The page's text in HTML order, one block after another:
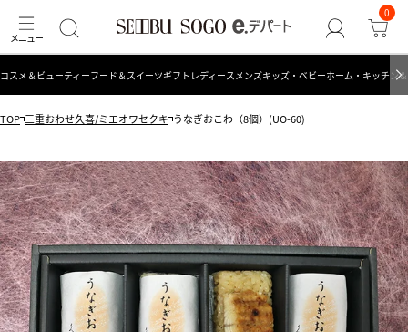
0
コスメ＆ビューティーフード＆スイーツギフト レディース メンズキッズ・ベビーホーム・キッチン
TOP 三重おわせ久喜/ミエオワセクキ うなぎおこわ（8個）(UO-60)